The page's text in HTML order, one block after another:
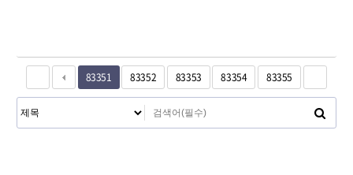
83351 83352 83353 83354 83355